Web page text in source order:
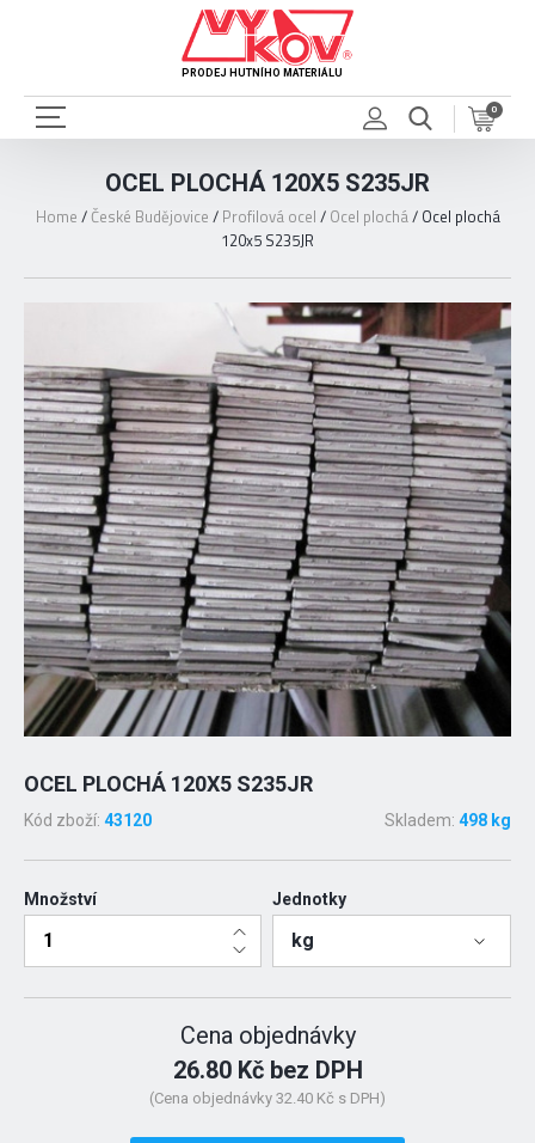
PRODEJ HUTNÍHO MATERIÁLU
0
OCEL PLOCHÁ 120X5 S235JR
Home / České Budějovice / Profilová ocel / Ocel plochá/ Ocel plochá
120x5 S235JR
OCEL PLOCHÁ 120X5 S235JR
Kód zboží: 43120 Skladem: 498 kg
Množství Jednotky
kg
Cena objednávky
26.80 Kč bez DPH
(Cena objednávky 32.40 Kč s DPH)